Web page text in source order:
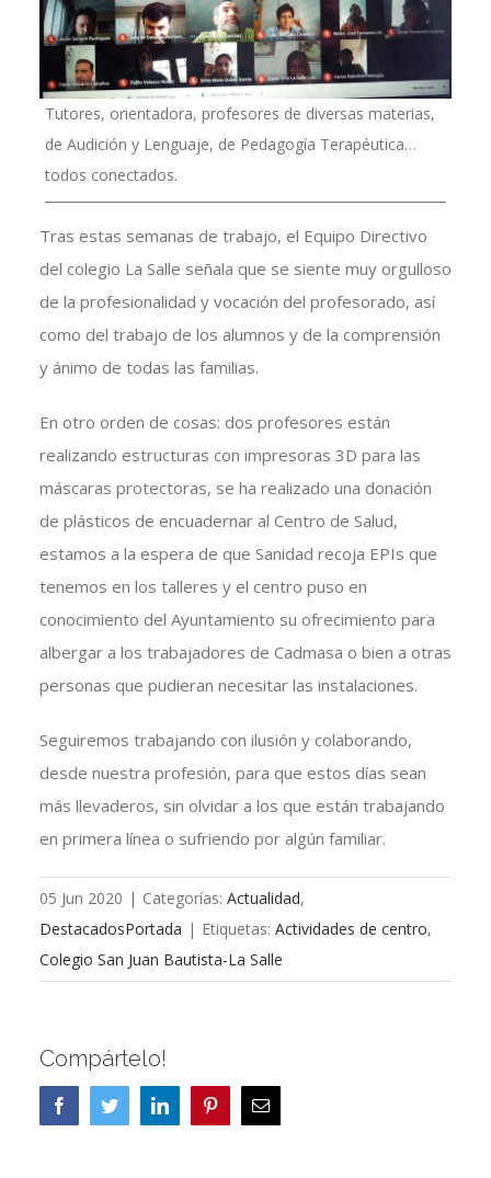
Tutores, orientadora, profesores de diversas materias,
de Audición y Lenguaje, de Pedagogía Terapéutica…
todos conectados.
Tras estas semanas de trabajo, el Equipo Directivo
del colegio La Salle señala que se siente muy orgulloso
de la profesionalidad y vocación del profesorado, así
como del trabajo de los alumnos y de la comprensión
y ánimo de todas las familias.
En otro orden de cosas: dos profesores están
realizando estructuras con impresoras 3D para las
máscaras protectoras, se ha realizado una donación
de plásticos de encuadernar al Centro de Salud,
estamos a la espera de que Sanidad recoja EPIs que
tenemos en los talleres y el centro puso en
conocimiento del Ayuntamiento su ofrecimiento para
albergar a los trabajadores de Cadmasa o bien a otras
personas que pudieran necesitar las instalaciones.
Seguiremos trabajando con ilusión y colaborando,
desde nuestra profesión, para que estos días sean
más llevaderos, sin olvidar a los que están trabajando
en primera línea o sufriendo por algún familiar.
05 Jun 2020 | Categorías: Actualidad,
DestacadosPortada | Etiquetas: Actividades de centro,
Colegio San Juan Bautista-La Salle
Compártelo!
FacebookTwitterLinkedInPinterestCorreo
electrónico